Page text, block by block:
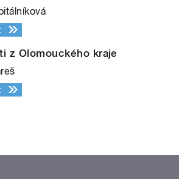
z Olomouckého kraje